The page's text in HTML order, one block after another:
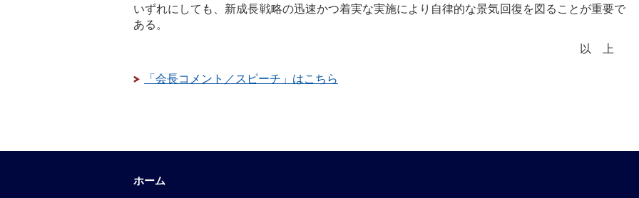
いずれにしても、新成長戦略の迅速かつ着実な実施により自律的な景気回復を図ることが重要で
ある。
以上
「会長コメント／スピーチ」はこちら
ホーム